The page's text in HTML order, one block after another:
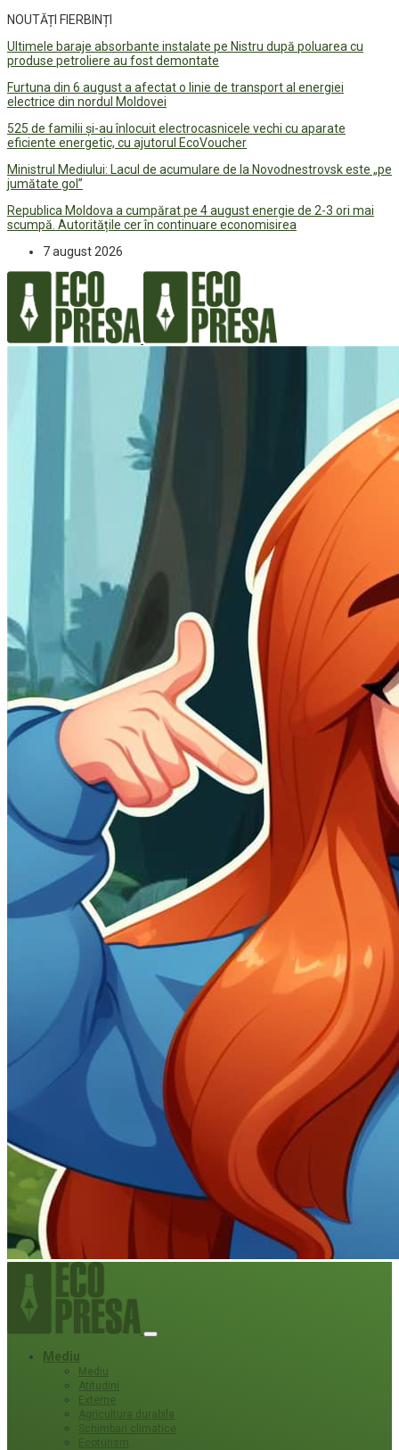
NOUTĂȚI FIERBINȚI
Ultimele baraje absorbante instalate pe Nistru după poluarea cu
produse petroliere au fost demontate
Furtuna din 6 august a afectat o linie de transport al energiei
electrice din nordul Moldovei
525 de familii și-au înlocuit electrocasnicele vechi cu aparate
eficiente energetic, cu ajutorul EcoVoucher
Ministrul Mediului: Lacul de acumulare de la Novodnestrovsk este „pe
jumătate gol”
Republica Moldova a cumpărat pe 4 august energie de 2-3 ori mai
scumpă. Autoritățile cer în continuare economisirea
7 august 2026
Mediu
Mediu
Atitudini
Externe
Agricultura durabila
Schimbari climatice
Ecoturism